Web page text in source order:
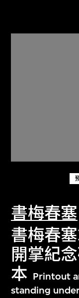
書梅春塞
書梅春
開掌紀
本 Printout
standing
關於M+藏
探索世界頂
文化藏品。